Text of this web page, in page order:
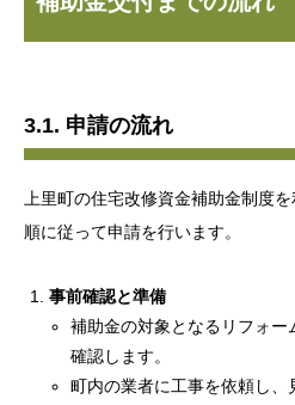
3.1. 申請の流れ
上里町の住宅改修資金補助金制度
順に従って申請を行います。
事前確認と準備
補助金の対象となるリフォ
確認します。
町内の業者に工事を依頼し、